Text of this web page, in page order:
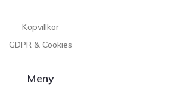
Köpvillkor
GDPR & Cookies
Meny